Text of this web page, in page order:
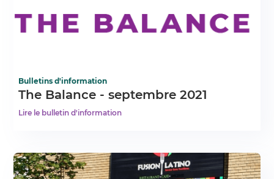
Bulletins d'information
The Balance - septembre 2021
Lire le bulletin d'information